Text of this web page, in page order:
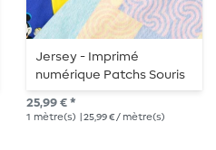
Jersey - Imprimé
numérique Patchs Souris
Multicolores
25,99 € *
1 mètre(s) | 25,99 € / mètre(s)